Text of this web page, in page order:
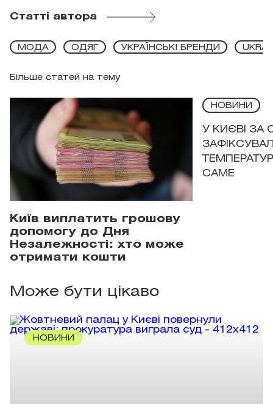
Статті автора
Більше статей на тему
МОДА ОДЯГ УКРАЇНСЬКІ БРЕНДИ
Київ виплатить грошову
допомогу до Дня
Незалежності: хто може
отримати кошти
НОВИНИ
У КИЄВІ ЗА
САМЕ
Може бути цікаво
НОВИНИ